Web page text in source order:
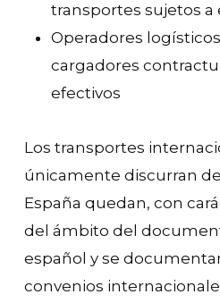
transportes sujetos a
Operadores
cargadores
efectivos
Los transportes
únicamente discurran
España quedan, con
del ámbito del
español y se
convenios